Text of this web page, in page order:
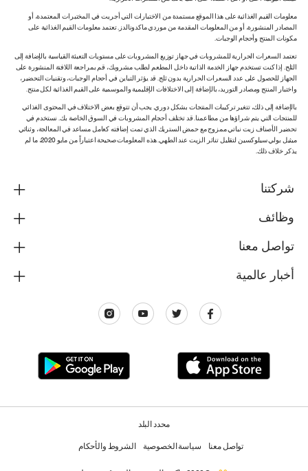
معلومات القيم الغذائية على هذا الموقع مستمدة من الاختبارات التي أجريت في المختبرات المعتمدة، أو
المصادر المنشورة، أو من المعلومات المقدمة من موردي ماكدونالدز. تعتمد معلومات القيم الغذائية على
مكونات المنتج وأحجام الوجبات.
تعتمد السعرات الحرارية للمشروبات في جهاز توزيع المشروبات على مستويات التعبئة القياسية بالإضافة إلى
الثلج. إذا كنت تستخدم جهاز الخدمة الذاتية داخل المطعم لطلب مشروبك، قم بمراجعة اللافتة المنشورة على
الجهاز للحصول على عدد السعرات الحرارية بدون ثلج. قد يؤثر التباين في أحجام الوجبات، وتقنيات التحضير،
واختبار المنتج ومصادر التوريد، بالإضافة إلى الاختلافات الإقليمية والموسمية على القيم الغذائية لكل منتج.
بالإضافة إلى ذلك، تتغير تركيبات المنتجات بشكل دوري. يجب أن تتوقع بعض الاختلاف في المحتوى الغذائي
للمنتجات التي يتم شراؤها من مطاعمنا. قد تختلف أحجام المشروبات في السوق الخاصة بك. نستخدم في
تحضير الأصناف زيت نباتي ممزوج مع حمض الستريك الذي تمت إضافته كعامل مساعد في المعالجة، وثنائي
ميثيل بولي سيلوكسين لتقليل تناثر الزيت عند الطهي. هذه المعلومات صحيحة اعتباراً من مايو 2020، ما لم
يذكر خلاف ذلك.
شركتنا
وظائف
تواصل معنا
أخبار عالمية
محدد البلد
تواصل معنا سياسة الخصوصية الشروط والأحكام